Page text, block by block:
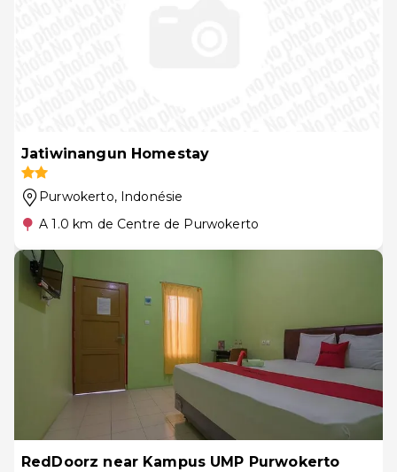
Jatiwinangun Homestay
Purwokerto, Indonésie
A 1.0 km de Centre de Purwokerto
RedDoorz near Kampus UMP Purwokerto